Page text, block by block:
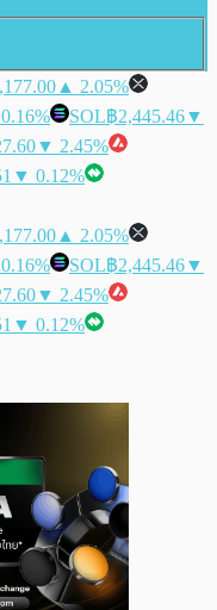
▲ 2.05%
SOL฿2,445.46▼
▼ 2.45%
▼ 0.12%
▲ 2.05%
SOL฿2,445.46▼
▼ 2.45%
▼ 0.12%